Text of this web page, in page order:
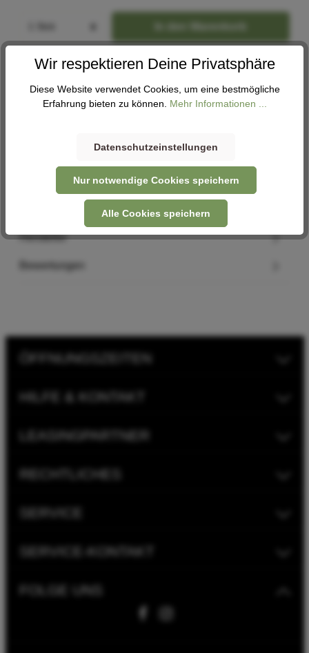
Verfügbar in 3 Filialen Filiale auswählen
Beschreibung
passend für: Presta, DV und SV Höhe: 330 mm Griffbreite:
80 mm Gewicht: 215 g Die AIRFLO Fahrradpumpe…
Hersteller
Bewertungen
FOLGE UNS
SERVICE-KONTAKT
ÖFFNUNGSZEITEN
HILFE & KONTAKT
LEASINGPARTNER
RECHTLICHES
SERVICE
Wir respektieren Deine Privatsphäre
Diese Website verwendet Cookies, um eine bestmögliche
Erfahrung bieten zu können. Mehr Informationen ...
Datenschutzeinstellungen
Nur notwendige Cookies speichern
Alle Cookies speichern